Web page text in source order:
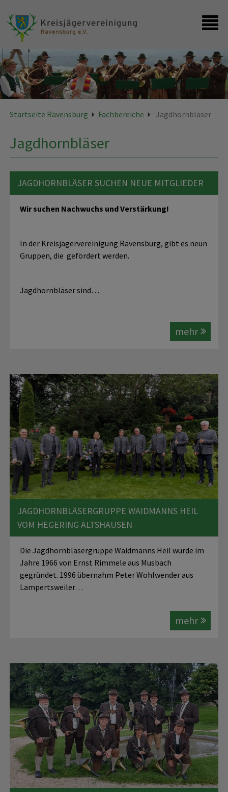
Startseite
Kontakt
Startseite Ravensburg Fachbereiche Jagdhornbläser
Jagdhornbläser
JAGDHORNBLÄSER SUCHEN NEUE MITGLIEDER
Wir suchen Nachwuchs und Verstärkung!
In der Kreisjägervereinigung Ravensburg, gibt es neun
Gruppen, die gefördert werden.
Jagdhornbläser sind…
mehr
JAGDHORNBLÄSERGRUPPE WAIDMANNS HEIL
VOM HEGERING ALTSHAUSEN
Die Jagdhornbläsergruppe Waidmanns Heil wurde im
Jahre 1966 von Ernst Rimmele aus Musbach
gegründet. 1996 übernahm Peter Wohlwender aus
Lampertsweiler…
mehr